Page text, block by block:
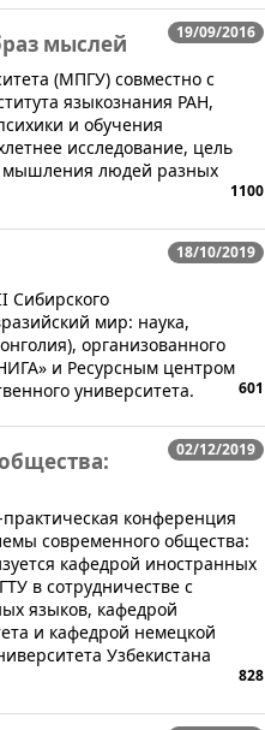
19/09/2016
мыслей
(МПГУ) совместно с
языкознания РАН,
и обучения
исследование, цель
мышления людей разных
1100
18/10/2019
Сибирского
мир: наука,
организованного
и Ресурсным центром
университета.
601
02/12/2019
конференция
современного общества:
кафедрой иностранных
в сотрудничестве с
языков, кафедрой
и кафедрой немецкой
Узбекистана
828